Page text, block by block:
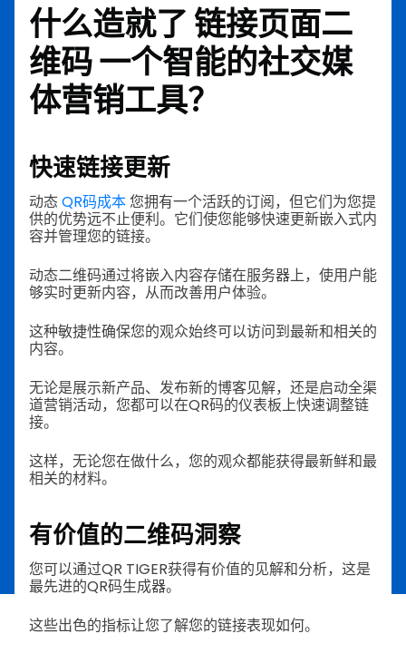
什么造就了 链接页面二
维码一个智能的社交媒
体营销工具？
快速链接更新
动态QR码成本您拥有一个活跃的订阅，但它们为您提
供的优势远不止便利。它们使您能够快速更新嵌入式内
容并管理您的链接。
动态二维码通过将嵌入内容存储在服务器上，使用户能
够实时更新内容，从而改善用户体验。
这种敏捷性确保您的观众始终可以访问到最新和相关的
内容。
无论是展示新产品、发布新的博客见解，还是启动全渠
道营销活动，您都可以在QR码的仪表板上快速调整链
接。
这样，无论您在做什么，您的观众都能获得最新鲜和最
相关的材料。
有价值的二维码洞察
您可以通过QR TIGER获得有价值的见解和分析，这是
最先进的QR码生成器。
这些出色的指标让您了解您的链接表现如何。